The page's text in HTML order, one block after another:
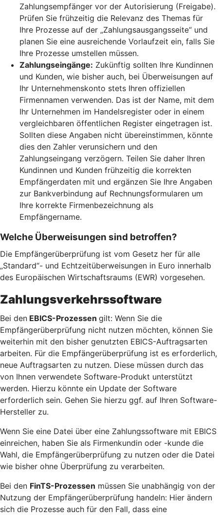
Zahlungsempfänger vor der Autorisierung (Freigabe).
Prüfen Sie frühzeitig die Relevanz des Themas für
Ihre Prozesse auf der „Zahlungsausgangsseite“ und
planen Sie eine ausreichende Vorlaufzeit ein, falls Sie
Ihre Prozesse umstellen müssen.
Zahlungseingänge: Zukünftig sollten Ihre Kundinnen
und Kunden, wie bisher auch, bei Überweisungen auf
Ihr Unternehmenskonto stets Ihren offiziellen
Firmennamen verwenden. Das ist der Name, mit dem
Ihr Unternehmen im Handelsregister oder in einem
vergleichbaren öffentlichen Register eingetragen ist.
Sollten diese Angaben nicht übereinstimmen, könnte
dies den Zahler verunsichern und den
Zahlungseingang verzögern. Teilen Sie daher Ihren
Kundinnen und Kunden frühzeitig die korrekten
Empfängerdaten mit und ergänzen Sie Ihre Angaben
zur Bankverbindung auf Rechnungsformularen um
Ihre korrekte Firmenbezeichnung als
Empfängername.
Welche Überweisungen sind betroffen?
Die Empfängerüberprüfung ist vom Gesetz her für alle
„Standard“- und Echtzeitüberweisungen in Euro innerhalb
des Europäischen Wirtschaftsraums (EWR) vorgesehen.
Zahlungsverkehrssoftware
Bei den EBICS-Prozessen gilt: Wenn Sie die
Empfängerüberprüfung nicht nutzen möchten, können Sie
weiterhin mit den bisher genutzten EBICS-Auftragsarten
arbeiten. Für die Empfängerüberprüfung ist es erforderlich,
neue Auftragsarten zu nutzen. Diese müssen durch das
von Ihnen verwendete Software-Produkt unterstützt
werden. Hierzu könnte ein Update der Software
erforderlich sein. Gehen Sie hierzu ggf. auf Ihren Software-
Hersteller zu.
Wenn Sie eine Datei über eine Zahlungssoftware mit EBICS
einreichen, haben Sie als Firmenkundin oder -kunde die
Wahl, die Empfängerüberprüfung zu nutzen oder die Datei
wie bisher ohne Überprüfung zu verarbeiten.
Bei den FinTS-Prozessen müssen Sie unabhängig von der
Nutzung der Empfängerüberprüfung handeln: Hier ändern
sich die Prozesse auch für den Fall, dass eine